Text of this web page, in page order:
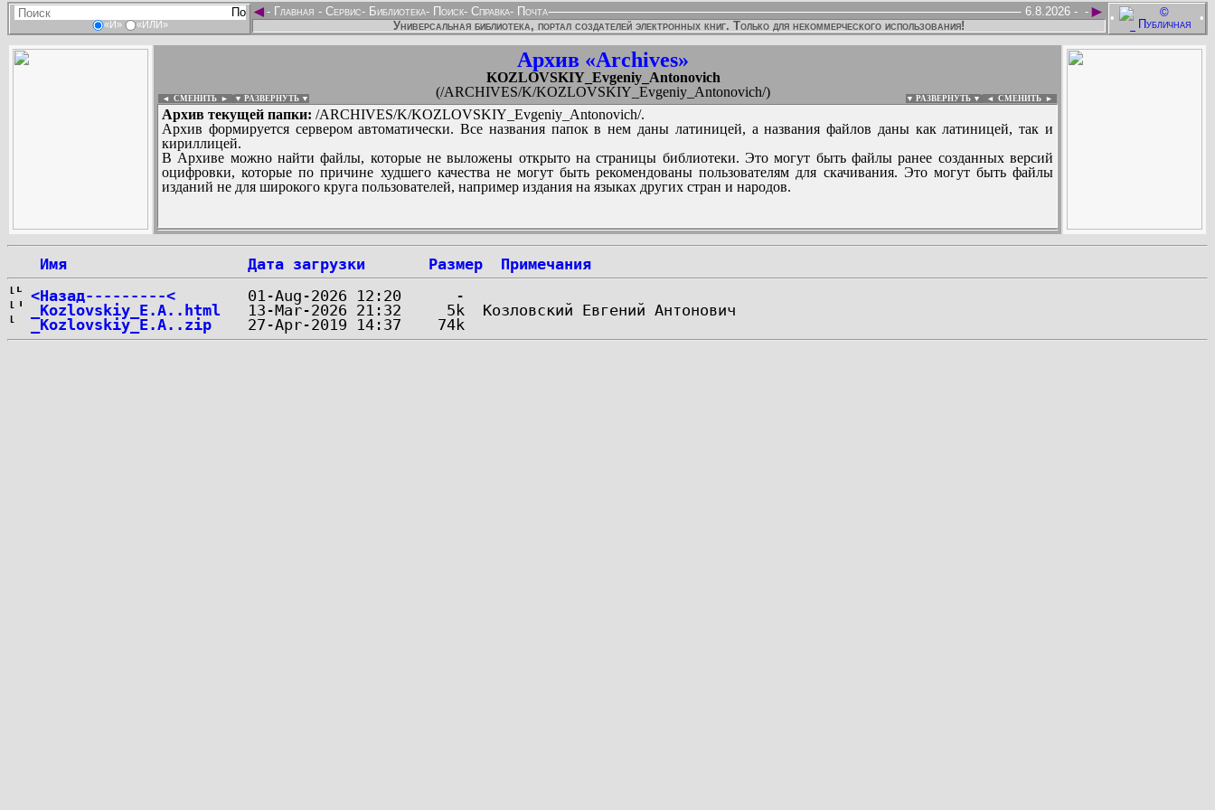
«И» «ИЛИ»
• •
◄ ►
- Главная - Сервис- Библиотека- Поиск- Справка- Почта -
6.8.2026 -
Универсальная библиотека, портал создателей электронных книг. Только для некоммерческого использования!
Архив «Archives»
KOZLOVSKIY_Evgeniy_Antonovich
(/ARCHIVES/K/KOZLOVSKIY_Evgeniy_Antonovich/)
◄ СМЕНИТЬ ► ▼ РАЗВЕРНУТЬ ▼ ▼ РАЗВЕРНУТЬ ▼ ◄ СМЕНИТЬ ►
Архив текущей папки: /ARCHIVES/K/KOZLOVSKIY_Evgeniy_Antonovich/.
Архив формируется сервером автоматически. Все названия папок в нем даны латиницей, а названия файлов даны как латиницей, так и
кириллицей.
В Архиве можно найти файлы, которые не выложены открыто на страницы библиотеки. Это могут быть файлы ранее созданных версий
оцифровки, которые по причине худшего качества не могут быть рекомендованы пользователям для скачивания. Это могут быть файлы
изданий не для широкого круга пользователей, например издания на языках других стран и народов.
:
...
Имя Дата загрузки Размер
Примечания
<Назад---------<
_Kozlovskiy_E.A..html
_Kozlovskiy_E.A..zip